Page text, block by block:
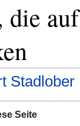
die
Stadlober
Seite